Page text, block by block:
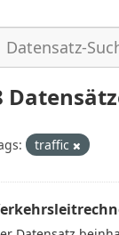
traffic